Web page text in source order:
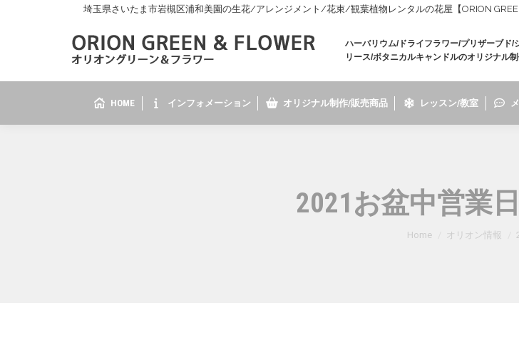
埼玉県さいたま市岩槻区浦和美園の生花/アレンジメント/花束/観葉植物レンタルの花屋【ORION
ハーバリウム/ドライフラワー/プリザーブド/
リース/ボタニカルキャンドルのオリジナル
HOME インフォメーション オリジナル制作/販売商品 レッスン/教室
2021お盆中営業
You are here:
Home オリオン情報